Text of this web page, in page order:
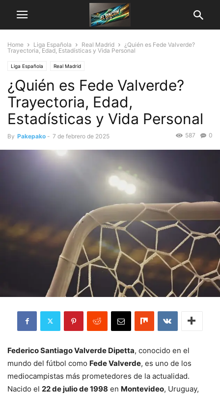
Home Liga Española Real Madrid
¿Quién es Fede Valverde?
Trayectoria, Edad, Estadísticas y Vida Personal
Liga Española Real Madrid
¿Quién es Fede Valverde?
Trayectoria, Edad,
Estadísticas y Vida Personal
By Pakepako - 7 de febrero de 2025 0
587
Federico Santiago Valverde Dipetta, conocido en el
mundo del fútbol como Fede Valverde, es uno de los
mediocampistas más prometedores de la actualidad.
Nacido el 22 de julio de 1998 en Montevideo, Uruguay,